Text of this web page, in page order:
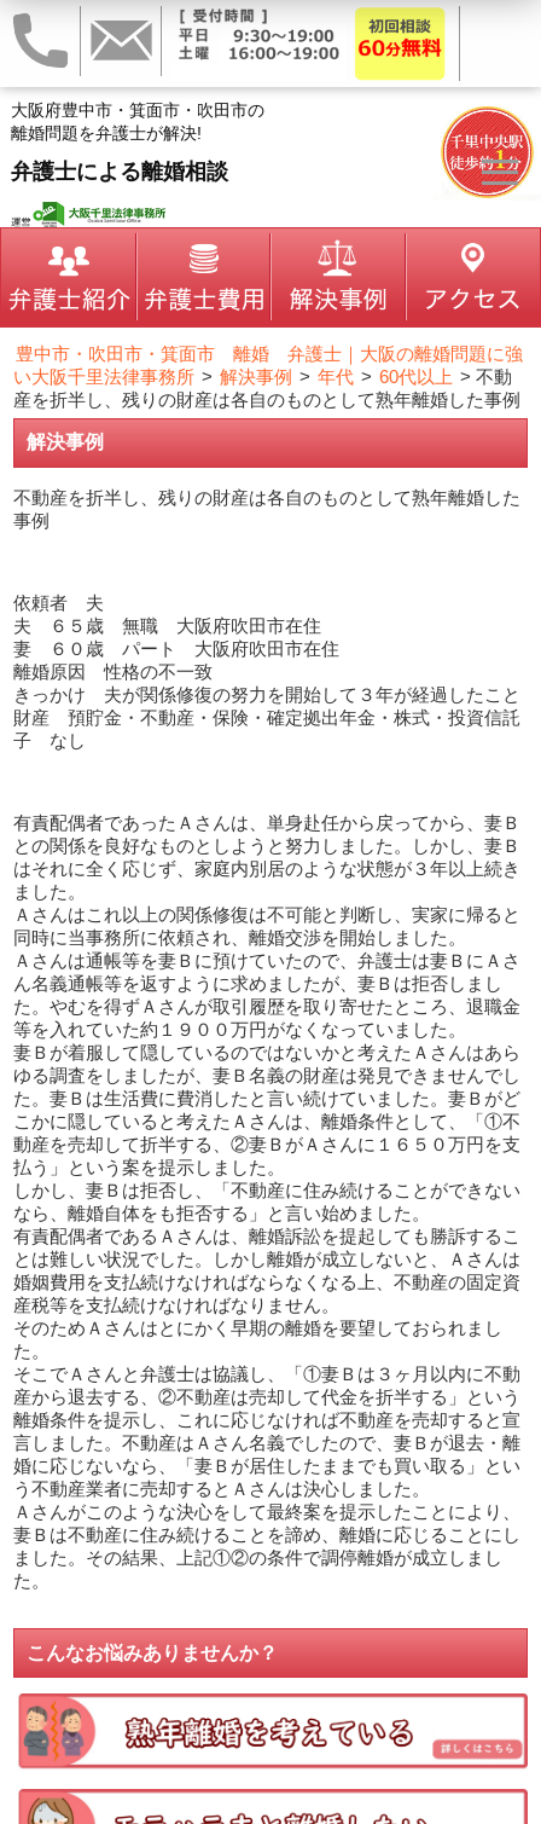
大阪府豊中市・箕面市・吹田市の
離婚問題を弁護士が解決!
弁護士による離婚相談
豊中市・吹田市・箕面市 離婚 弁護士｜大阪の離婚問題に強
い大阪千里法律事務所 > 解決事例 > 年代 > 60代以上 >不動
産を折半し、残りの財産は各自のものとして熟年離婚した事例
解決事例
不動産を折半し、残りの財産は各自のものとして熟年離婚した
事例
依頼者 夫
夫 ６５歳 無職 大阪府吹田市在住
妻 ６０歳 パート 大阪府吹田市在住
離婚原因 性格の不一致
きっかけ 夫が関係修復の努力を開始して３年が経過したこと
財産 預貯金・不動産・保険・確定拠出年金・株式・投資信託
子 なし
有責配偶者であったＡさんは、単身赴任から戻ってから、妻Ｂ
との関係を良好なものとしようと努力しました。しかし、妻Ｂ
はそれに全く応じず、家庭内別居のような状態が３年以上続き
ました。
Ａさんはこれ以上の関係修復は不可能と判断し、実家に帰ると
同時に当事務所に依頼され、離婚交渉を開始しました。
Ａさんは通帳等を妻Ｂに預けていたので、弁護士は妻ＢにＡさ
ん名義通帳等を返すように求めましたが、妻Ｂは拒否しまし
た。やむを得ずＡさんが取引履歴を取り寄せたところ、退職金
等を入れていた約１９００万円がなくなっていました。
妻Ｂが着服して隠しているのではないかと考えたＡさんはあら
ゆる調査をしましたが、妻Ｂ名義の財産は発見できませんでし
た。妻Ｂは生活費に費消したと言い続けていました。妻Ｂがど
こかに隠していると考えたＡさんは、離婚条件として、「①不
動産を売却して折半する、②妻ＢがＡさんに１６５０万円を支
払う」という案を提示しました。
しかし、妻Ｂは拒否し、「不動産に住み続けることができない
なら、離婚自体をも拒否する」と言い始めました。
有責配偶者であるＡさんは、離婚訴訟を提起しても勝訴するこ
とは難しい状況でした。しかし離婚が成立しないと、Ａさんは
婚姻費用を支払続けなければならなくなる上、不動産の固定資
産税等を支払続けなければなりません。
そのためＡさんはとにかく早期の離婚を要望しておられまし
た。
そこでＡさんと弁護士は協議し、「①妻Ｂは３ヶ月以内に不動
産から退去する、②不動産は売却して代金を折半する」という
離婚条件を提示し、これに応じなければ不動産を売却すると宣
言しました。不動産はＡさん名義でしたので、妻Ｂが退去・離
婚に応じないなら、「妻Ｂが居住したままでも買い取る」とい
う不動産業者に売却するとＡさんは決心しました。
Ａさんがこのような決心をして最終案を提示したことにより、
妻Ｂは不動産に住み続けることを諦め、離婚に応じることにし
ました。その結果、上記①②の条件で調停離婚が成立しまし
た。
こんなお悩みありませんか？